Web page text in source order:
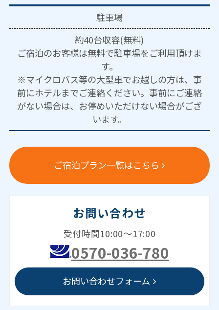
駐車場
約40台収容(無料)
ご宿泊のお客様は無料で駐車場をご利用頂けま
す。
※マイクロバス等の大型車でお越しの方は、事
前にホテルまでご連絡ください。事前にご連絡
がない場合は、お停めいただけない場合がござ
います。
ご宿泊プラン一覧はこちら
お問い合わせ
受付時間10:00～17:00
0570-036-780
お問い合わせフォーム